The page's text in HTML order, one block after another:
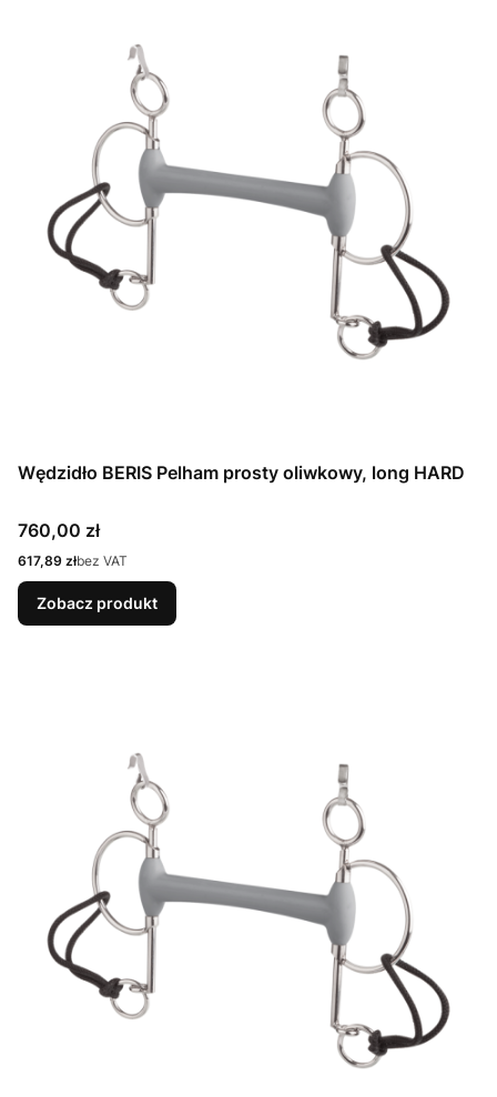
Wędzidło BERIS Pelham prosty oliwkowy, long HARD
Cena
760,00 zł
Cena
617,89 złbez VAT
Zobacz produkt